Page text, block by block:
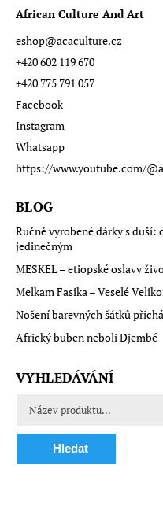
African Culture And Art
eshop@acaculture.cz
+420 602 119 670
+420 775 791 057
Facebook
Instagram
Whatsapp
https://www.youtube.com/
BLOG
Ručně vyrobené dárky s
jedinečným
MESKEL – etiopské oslavy
Melkam Fasika – Veselé
Nošení barevných šátků
Africký buben neboli Djembé
VYHLEDÁVÁNÍ
Hledat